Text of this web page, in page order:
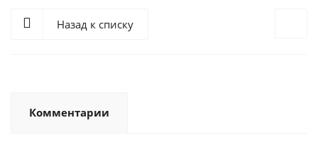
Назад к списку
Комментарии